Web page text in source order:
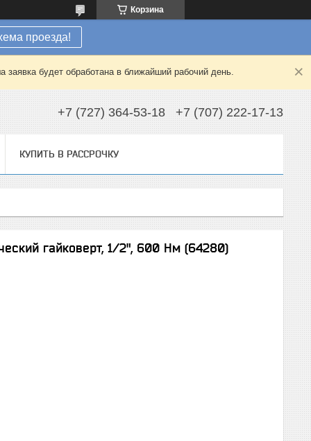
Корзина
проезда!
будет обработана в ближайший рабочий день.
+7 (727) 364-53-18 +7 (707) 222-17-13
КУПИТЬ В РАССРОЧКУ
гайковерт, 1/2", 600 Нм (64280)